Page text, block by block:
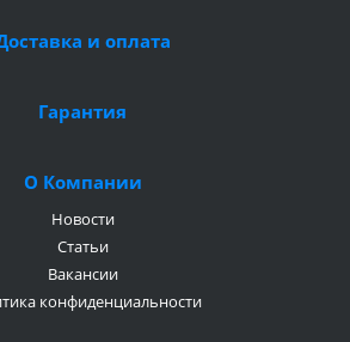
и оплата
Гарантия
О Компании
Новости
Статьи
Вакансии
конфиденциальности